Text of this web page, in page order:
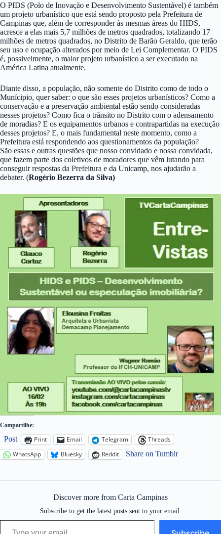
O PIDS (Polo de Inovação e Desenvolvimento Sustentável) é também
um projeto urbanístico que está sendo proposto pela Prefeitura de
Campinas que, além de corresponder às mesmas áreas do HIDS,
acresce a elas mais 5,7 milhões de metros quadrados, totalizando 17
milhões de metros quadrados, no Distrito de Barão Geraldo, que terão
seu uso e ocupação alterados por meio de Lei Complementar. O PIDS
é, possivelmente, o maior projeto urbanístico a ser executado na
América Latina atualmente.
Diante disso, a população, não somente do Distrito como de todo o
Munícipio, quer saber: o que são esses projetos urbanísticos? Como a
conservação e a preservação ambiental estão sendo consideradas
nesses projetos? Como fica o trânsito no Distrito com o adensamento
de moradias? E os equipamentos urbanos e contrapartidas na execução
desses projetos? E, o mais fundamental neste momento, como a
Prefeitura está respondendo aos questionamentos da população?
São essas e outras questões que nosso convidado e nossa convidada,
que fazem parte dos coletivos de moradores que vêm lutando para
conseguir respostas da Prefeitura e da Unicamp, nos ajudarão a
debater. (Rogério Bezerra da Silva)
Compartilhe:
Post Print Email Telegram
Threads
WhatsApp
Bluesky Reddit Share on Tumblr
Discover more from Carta Campinas
Subscribe to get the latest posts sent to your email.
Type your email…